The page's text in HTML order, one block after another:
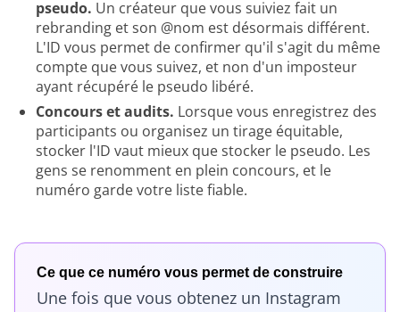
pseudo. Un créateur que vous suiviez fait un
rebranding et son @nom est désormais différent.
L'ID vous permet de confirmer qu'il s'agit du même
compte que vous suivez, et non d'un imposteur
ayant récupéré le pseudo libéré.
Concours et audits. Lorsque vous enregistrez des
participants ou organisez un tirage équitable,
stocker l'ID vaut mieux que stocker le pseudo. Les
gens se renomment en plein concours, et le
numéro garde votre liste fiable.
Ce que ce numéro vous permet de construire
Une fois que vous obtenez un Instagram